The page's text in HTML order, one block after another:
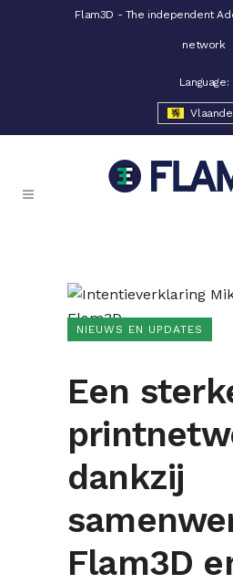
Flam3D - The independent
network
Language:
NIEUWS EN UPDATES
Een
dankzij
Flam3D